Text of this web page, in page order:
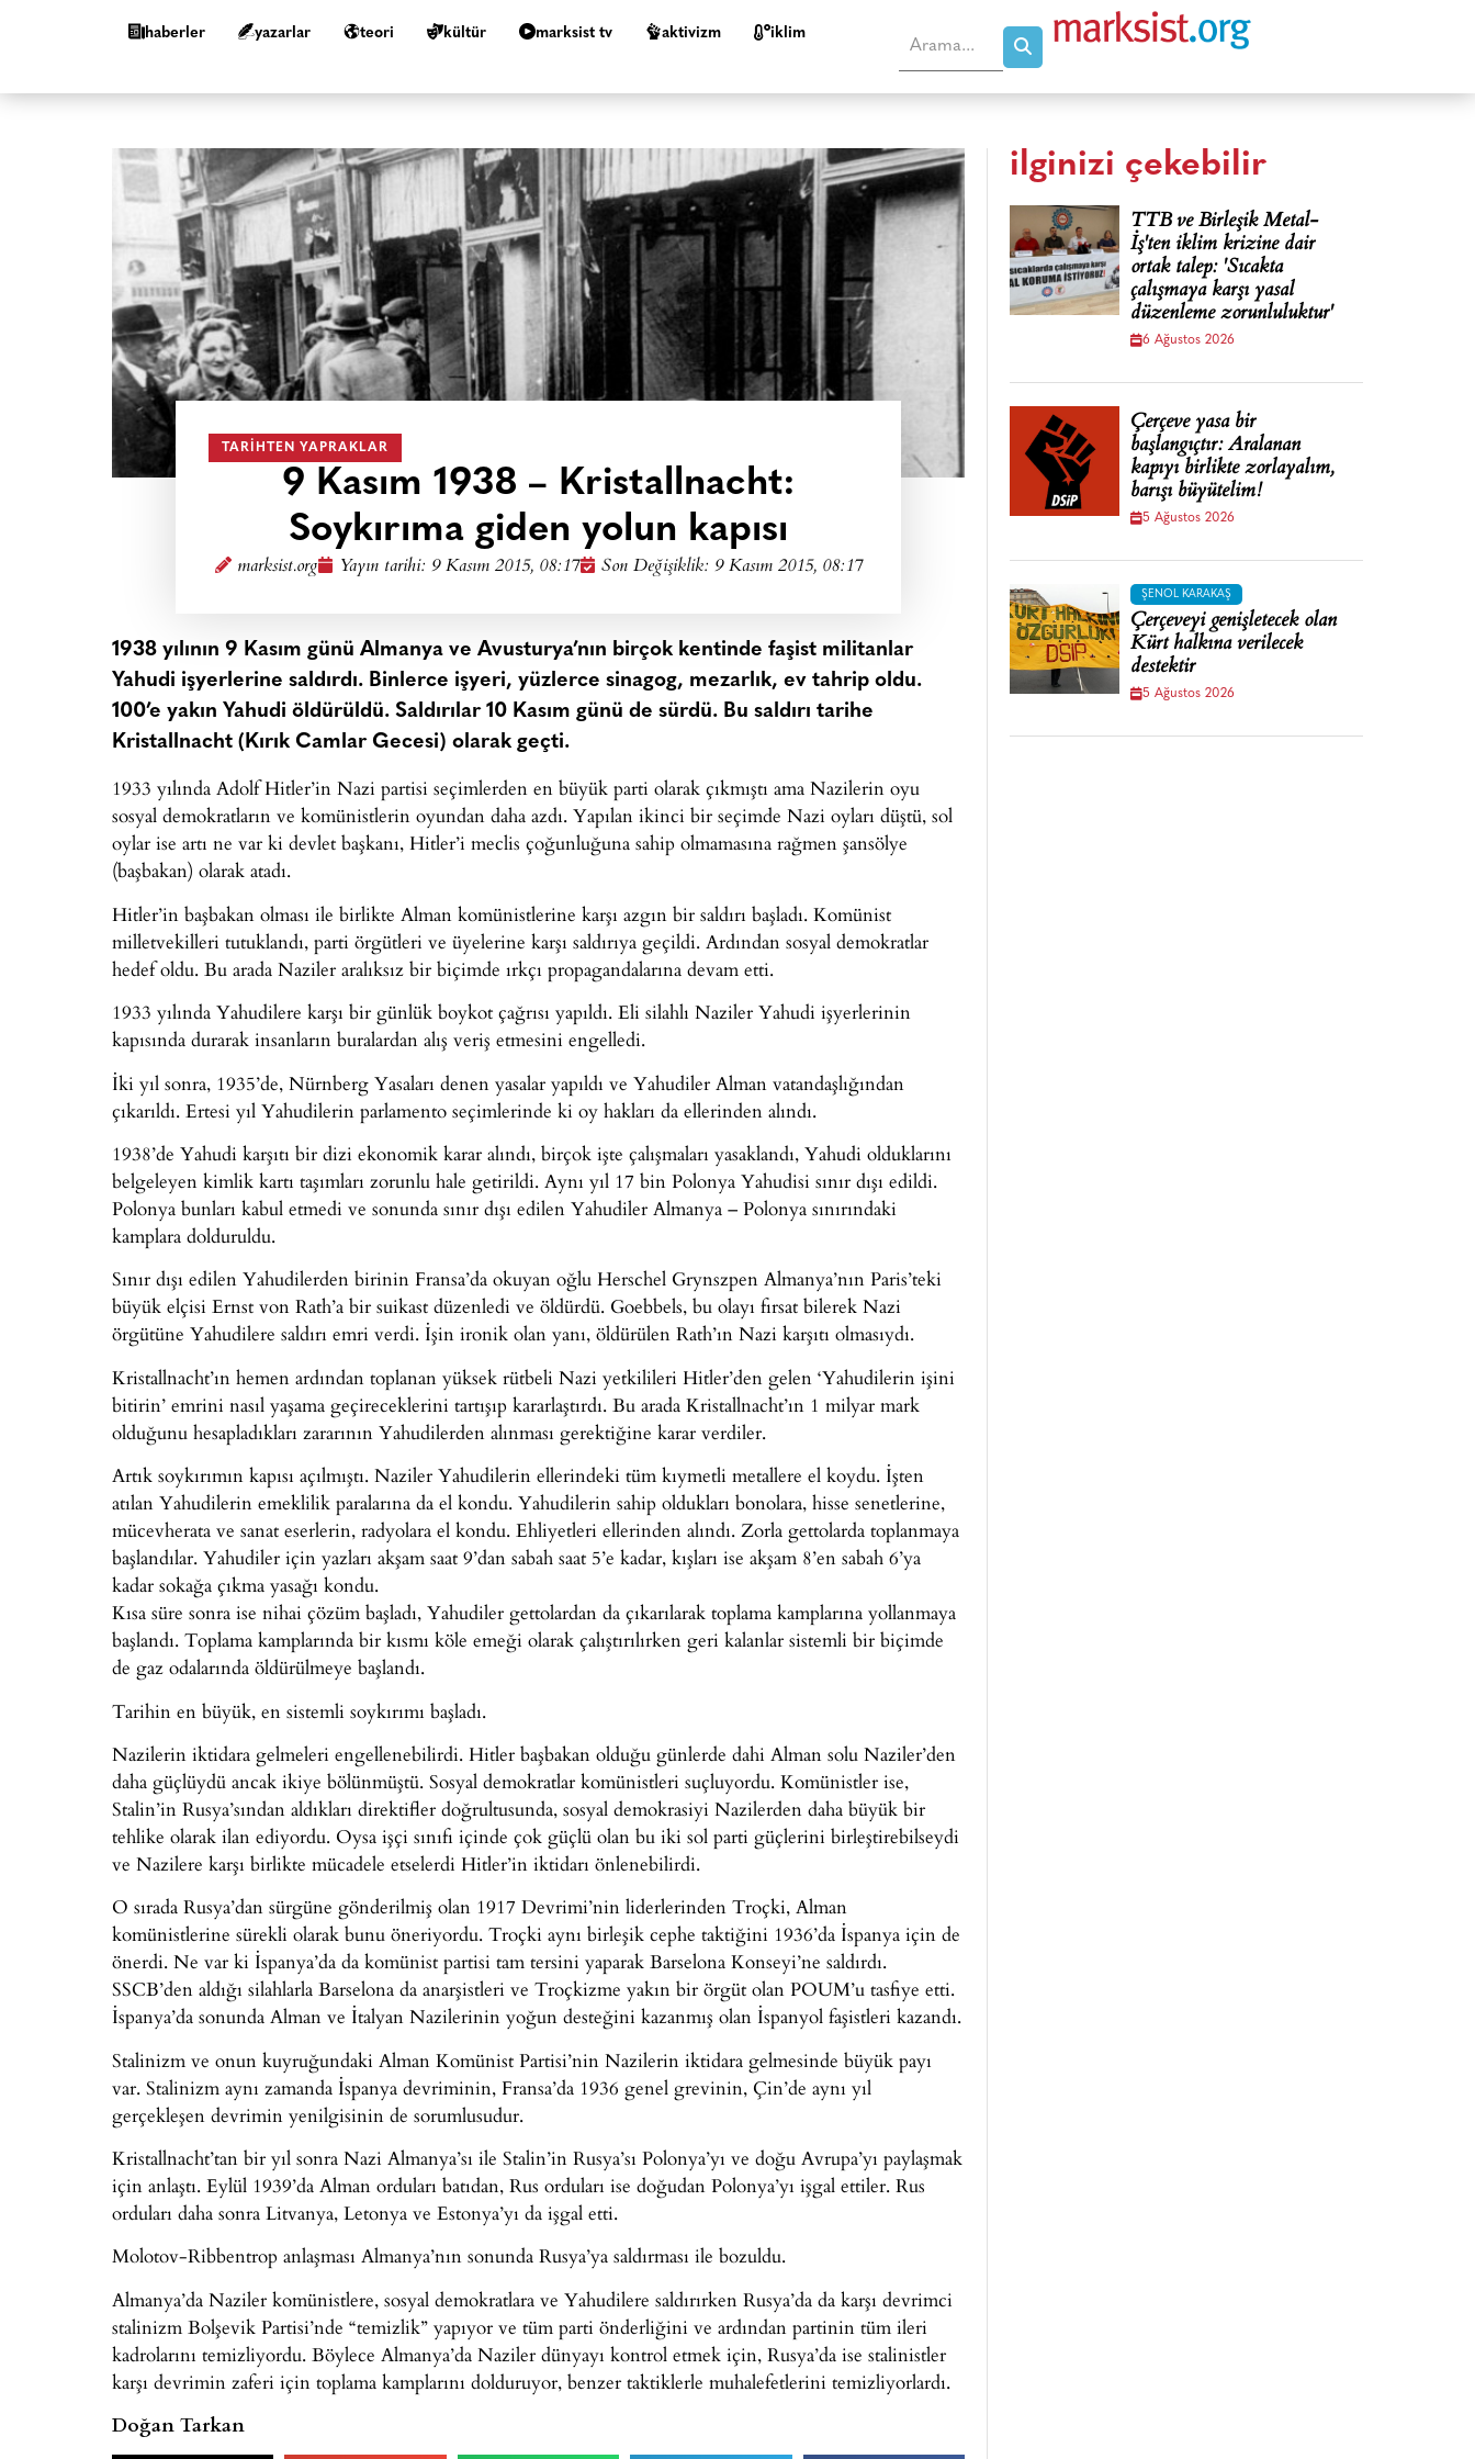
haberler yazarlar teori kültür marksist tv aktivizm i̇klim
TARIHTEN YAPRAKLAR
9 Kasım 1938 – Kristallnacht:
Soykırıma giden yolun kapısı
marksist.org Yayın tarihi: 9 Kasım 2015, 08:17 Son Değişiklik: 9 Kasım 2015, 08:17
1938 yılının 9 Kasım günü Almanya ve Avusturya’nın birçok kentinde faşist militanlar
Yahudi işyerlerine saldırdı. Binlerce işyeri, yüzlerce sinagog, mezarlık, ev tahrip oldu.
100’e yakın Yahudi öldürüldü. Saldırılar 10 Kasım günü de sürdü. Bu saldırı tarihe
Kristallnacht (Kırık Camlar Gecesi) olarak geçti.
1933 yılında Adolf Hitler’in Nazi partisi seçimlerden en büyük parti olarak çıkmıştı ama Nazilerin oyu
sosyal demokratların ve komünistlerin oyundan daha azdı. Yapılan ikinci bir seçimde Nazi oyları düştü, sol
oylar ise artı ne var ki devlet başkanı, Hitler’i meclis çoğunluğuna sahip olmamasına rağmen şansölye
(başbakan) olarak atadı.
Hitler’in başbakan olması ile birlikte Alman komünistlerine karşı azgın bir saldırı başladı. Komünist
milletvekilleri tutuklandı, parti örgütleri ve üyelerine karşı saldırıya geçildi. Ardından sosyal demokratlar
hedef oldu. Bu arada Naziler aralıksız bir biçimde ırkçı propagandalarına devam etti.
1933 yılında Yahudilere karşı bir günlük boykot çağrısı yapıldı. Eli silahlı Naziler Yahudi işyerlerinin
kapısında durarak insanların buralardan alış veriş etmesini engelledi.
İki yıl sonra, 1935’de, Nürnberg Yasaları denen yasalar yapıldı ve Yahudiler Alman vatandaşlığından
çıkarıldı. Ertesi yıl Yahudilerin parlamento seçimlerinde ki oy hakları da ellerinden alındı.
1938’de Yahudi karşıtı bir dizi ekonomik karar alındı, birçok işte çalışmaları yasaklandı, Yahudi olduklarını
belgeleyen kimlik kartı taşımları zorunlu hale getirildi. Aynı yıl 17 bin Polonya Yahudisi sınır dışı edildi.
Polonya bunları kabul etmedi ve sonunda sınır dışı edilen Yahudiler Almanya – Polonya sınırındaki
kamplara dolduruldu.
Sınır dışı edilen Yahudilerden birinin Fransa’da okuyan oğlu Herschel Grynszpen Almanya’nın Paris’teki
büyük elçisi Ernst von Rath’a bir suikast düzenledi ve öldürdü. Goebbels, bu olayı fırsat bilerek Nazi
örgütüne Yahudilere saldırı emri verdi. İşin ironik olan yanı, öldürülen Rath’ın Nazi karşıtı olmasıydı.
Kristallnacht’ın hemen ardından toplanan yüksek rütbeli Nazi yetkilileri Hitler’den gelen ‘Yahudilerin işini
bitirin’ emrini nasıl yaşama geçireceklerini tartışıp kararlaştırdı. Bu arada Kristallnacht’ın 1 milyar mark
olduğunu hesapladıkları zararının Yahudilerden alınması gerektiğine karar verdiler.
Artık soykırımın kapısı açılmıştı. Naziler Yahudilerin ellerindeki tüm kıymetli metallere el koydu. İşten
atılan Yahudilerin emeklilik paralarına da el kondu. Yahudilerin sahip oldukları bonolara, hisse senetlerine,
mücevherata ve sanat eserlerin, radyolara el kondu. Ehliyetleri ellerinden alındı. Zorla gettolarda toplanmaya
başlandılar. Yahudiler için yazları akşam saat 9’dan sabah saat 5’e kadar, kışları ise akşam 8’en sabah 6’ya
kadar sokağa çıkma yasağı kondu.
Kısa süre sonra ise nihai çözüm başladı, Yahudiler gettolardan da çıkarılarak toplama kamplarına yollanmaya
başlandı. Toplama kamplarında bir kısmı köle emeği olarak çalıştırılırken geri kalanlar sistemli bir biçimde
de gaz odalarında öldürülmeye başlandı.
Tarihin en büyük, en sistemli soykırımı başladı.
Nazilerin iktidara gelmeleri engellenebilirdi. Hitler başbakan olduğu günlerde dahi Alman solu Naziler’den
daha güçlüydü ancak ikiye bölünmüştü. Sosyal demokratlar komünistleri suçluyordu. Komünistler ise,
Stalin’in Rusya’sından aldıkları direktifler doğrultusunda, sosyal demokrasiyi Nazilerden daha büyük bir
tehlike olarak ilan ediyordu. Oysa işçi sınıfı içinde çok güçlü olan bu iki sol parti güçlerini birleştirebilseydi
ve Nazilere karşı birlikte mücadele etselerdi Hitler’in iktidarı önlenebilirdi.
O sırada Rusya’dan sürgüne gönderilmiş olan 1917 Devrimi’nin liderlerinden Troçki, Alman
komünistlerine sürekli olarak bunu öneriyordu. Troçki aynı birleşik cephe taktiğini 1936’da İspanya için de
önerdi. Ne var ki İspanya’da da komünist partisi tam tersini yaparak Barselona Konseyi’ne saldırdı.
SSCB’den aldığı silahlarla Barselona da anarşistleri ve Troçkizme yakın bir örgüt olan POUM’u tasfiye etti.
İspanya’da sonunda Alman ve İtalyan Nazilerinin yoğun desteğini kazanmış olan İspanyol faşistleri kazandı.
Stalinizm ve onun kuyruğundaki Alman Komünist Partisi’nin Nazilerin iktidara gelmesinde büyük payı
var. Stalinizm aynı zamanda İspanya devriminin, Fransa’da 1936 genel grevinin, Çin’de aynı yıl
gerçekleşen devrimin yenilgisinin de sorumlusudur.
Kristallnacht’tan bir yıl sonra Nazi Almanya’sı ile Stalin’in Rusya’sı Polonya’yı ve doğu Avrupa’yı paylaşmak
için anlaştı. Eylül 1939’da Alman orduları batıdan, Rus orduları ise doğudan Polonya’yı işgal ettiler. Rus
orduları daha sonra Litvanya, Letonya ve Estonya’yı da işgal etti.
Molotov-Ribbentrop anlaşması Almanya’nın sonunda Rusya’ya saldırması ile bozuldu.
Almanya’da Naziler komünistlere, sosyal demokratlara ve Yahudilere saldırırken Rusya’da da karşı devrimci
stalinizm Bolşevik Partisi’nde “temizlik” yapıyor ve tüm parti önderliğini ve ardından partinin tüm ileri
kadrolarını temizliyordu. Böylece Almanya’da Naziler dünyayı kontrol etmek için, Rusya’da ise stalinistler
karşı devrimin zaferi için toplama kamplarını dolduruyor, benzer taktiklerle muhalefetlerini temizliyorlardı.
Doğan Tarkan
ilginizi çekebilir
TTB ve Birleşik Metal-
İş'ten iklim krizine dair
ortak talep: 'Sıcakta
çalışmaya karşı yasal
düzenleme zorunluluktur'
6 Ağustos 2026
Çerçeve yasa bir
başlangıçtır: Aralanan
kapıyı birlikte zorlayalım,
barışı büyütelim!
5 Ağustos 2026
ŞENOL KARAKAŞ
Çerçeveyi genişletecek olan
Kürt halkına verilecek
destektir
5 Ağustos 2026